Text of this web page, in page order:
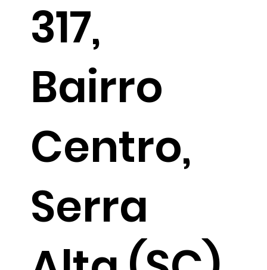
317,
Bairro
Centro,
Serra